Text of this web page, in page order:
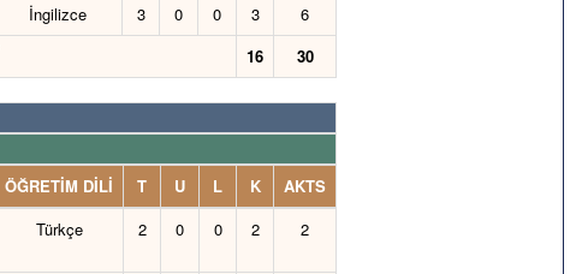
İngilizce 3 0 0 3
6
16 30
ÖĞRETİM DİLİ T U L K
AKTS
Türkçe 2 0 0 2 2